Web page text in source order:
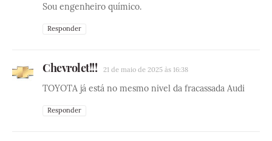
Sou engenheiro químico.
Responder
Chevrolet!!! 21 de maio de 2025 às 16:38
TOYOTA já está no mesmo nivel da fracassada Audi
Responder